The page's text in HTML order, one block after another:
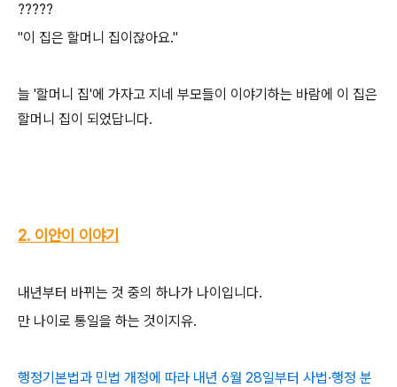
?????
"이 집은 할머니 집이잖아요."
늘 '할머니 집'에 가자고 지네 부모들이 이야기하는 바람에 이 집은
할머니 집이 되었답니다.
2. 이안이 이야기
내년부터 바뀌는 것 중의 하나가 나이입니다.
만 나이로 통일을 하는 것이지유.
행정기본법과 민법 개정에 따라 내년 6월 28일부터 사법·행정 분